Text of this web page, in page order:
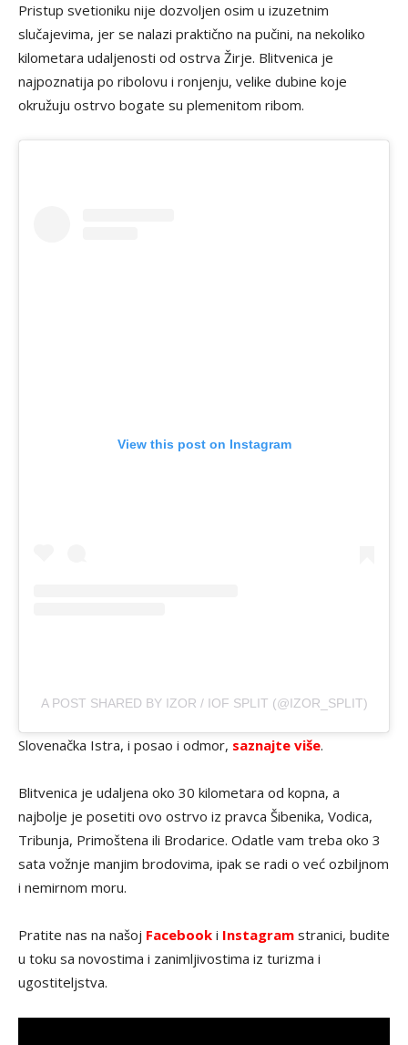
Pristup svetioniku nije dozvoljen osim u izuzetnim
slučajevima, jer se nalazi praktično na pučini, na nekoliko
kilometara udaljenosti od ostrva Žirje. Blitvenica je
najpoznatija po ribolovu i ronjenju, velike dubine koje
okružuju ostrvo bogate su plemenitom ribom.
View this post on Instagram
A POST SHARED BY IZOR / IOF SPLIT (@IZOR_SPLIT)
Slovenačka Istra, i posao i odmor, saznajte više.
Blitvenica je udaljena oko 30 kilometara od kopna, a
najbolje je posetiti ovo ostrvo iz pravca Šibenika, Vodica,
Tribunja, Primoštena ili Brodarice. Odatle vam treba oko 3
sata vožnje manjim brodovima, ipak se radi o već ozbiljnom
i nemirnom moru.
Pratite nas na našoj Facebook i Instagram stranici, budite
u toku sa novostima i zanimljivostima iz turizma i
ugostiteljstva.